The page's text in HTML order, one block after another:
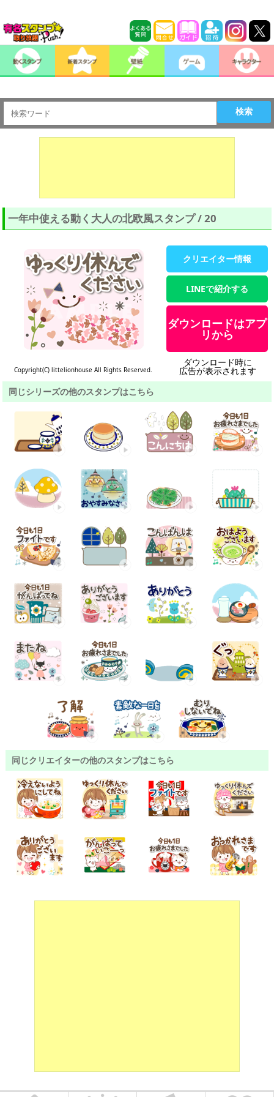
検索
一年中使える動く大人の北欧風スタンプ / 20
Copyright(C) littelionhouse All Rights Reserved.
クリエイター情報
LINEで紹介する
ダウンロードはアプ
リから
ダウンロード時に
広告が表示されます
同じシリーズの他のスタンプはこちら
同じクリエイターの他のスタンプはこちら